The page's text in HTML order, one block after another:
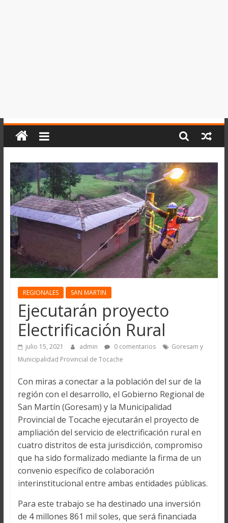
REGIONALES SAN MARTIN
Ejecutarán proyecto
Electrificación Rural
julio 15, 2021 admin 0 comentarios
Goresam y
Municipalidad Provincial de Tocache
Con miras a conectar a la población del sur de la
región con el desarrollo, el Gobierno Regional de
San Martín (Goresam) y la Municipalidad
Provincial de Tocache ejecutarán el proyecto de
ampliación del servicio de electrificación rural en
cuatro distritos de esta jurisdicción, compromiso
que ha sido formalizado mediante la firma de un
convenio específico de colaboración
interinstitucional entre ambas entidades públicas.
Para este trabajo se ha destinado una inversión
de 4 millones 861 mil soles, que será financiada